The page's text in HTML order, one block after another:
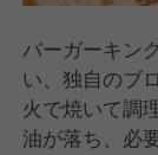
バーガーキン
い、独自のブ
火で焼いて調
油が落ち、必